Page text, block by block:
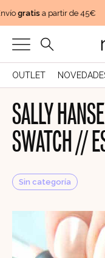
gratisa partir de 45€
OUTLET
SALLY
SWATCH //
Sin categoría